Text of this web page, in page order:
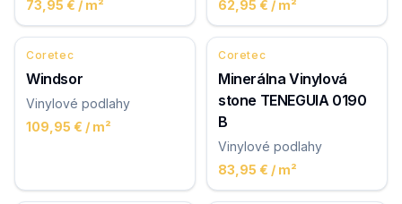
73,95 € / m²
62,95 € / m²
Coretec
Windsor
Vinylové podlahy
109,95 € / m²
Coretec
Minerálna Vinylová
stone TENEGUIA 0190
B
Vinylové podlahy
83,95 € / m²